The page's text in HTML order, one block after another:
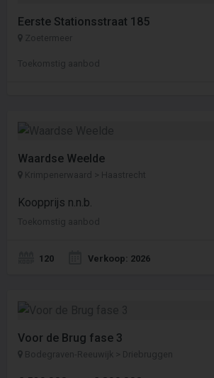
Eerste Stationsstraat 185
Zoetermeer
Toekomstig aanbod
Waardse Weelde
Krimpenerwaard > Haastrecht
Koopprijs n.n.b.
Toekomstig aanbod
120 Verkoop: 2026
Voor de Brug fase 3
Bodegraven-Reeuwijk > Driebruggen